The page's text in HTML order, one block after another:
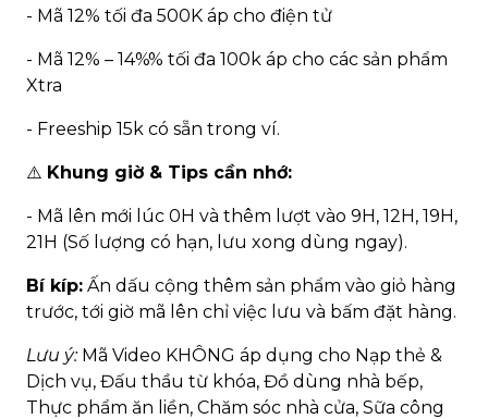
- Mã 12% tối đa 500K áp cho điện tử
- Mã 12% – 14%% tối đa 100k áp cho các sản phẩm
Xtra
- Freeship 15k có sẵn trong ví.
⚠️ Khung giờ & Tips cần nhớ:
- Mã lên mới lúc 0H và thêm lượt vào 9H, 12H, 19H,
21H (Số lượng có hạn, lưu xong dùng ngay).
Bí kíp: Ấn dấu cộng thêm sản phẩm vào giỏ hàng
trước, tới giờ mã lên chỉ việc lưu và bấm đặt hàng.
Lưu ý:Mã Video KHÔNG áp dụng cho Nạp thẻ &
Dịch vụ, Đấu thầu từ khóa, Đồ dùng nhà bếp,
Thực phẩm ăn liền, Chăm sóc nhà cửa, Sữa công